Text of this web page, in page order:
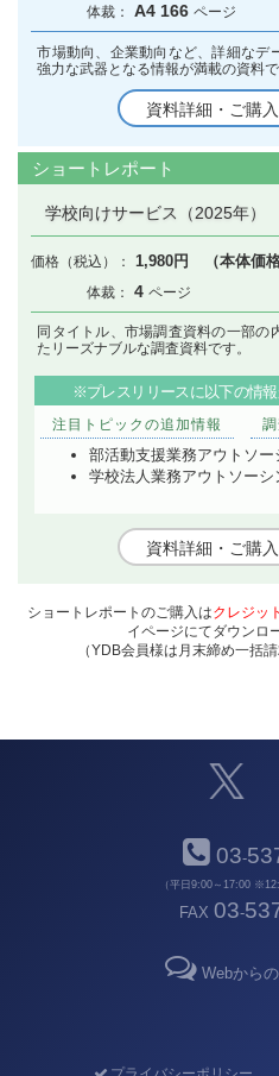
A4 166
市場動向、企業動向など、詳細なデ
強力な武器となる情報が満載の資料で
資料詳細・ご購
ショートレポート
学校向けサービス（2025年）
1,980円 （本体価格
4
同タイトル、市場調査資料の一部の
たリーズナブルな調査資料です。
※プレスリリースに以下の情報
注目トピックの追加情報
部活動支援業務アウトソー
学校法人業務アウトソーシ
資料詳細・ご購
ショートレポートのご購入はクレジッ
イページにてダウンロ
（YDB会員様は月末締め一括
03-
（平日9:00～17:00
FAX 03-
Webから